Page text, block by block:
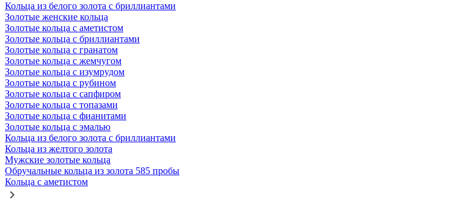
Кольца из белого золота с бриллиантами
Золотые женские кольца
Золотые кольца с аметистом
Золотые кольца с бриллиантами
Золотые кольца с гранатом
Золотые кольца с жемчугом
Золотые кольца с изумрудом
Золотые кольца с рубином
Золотые кольца с сапфиром
Золотые кольца с топазами
Золотые кольца с фианитами
Золотые кольца с эмалью
Кольца из белого золота с бриллиантами
Кольца из желтого золота
Мужские золотые кольца
Обручальные кольца из золота 585 пробы
Кольца с аметистом